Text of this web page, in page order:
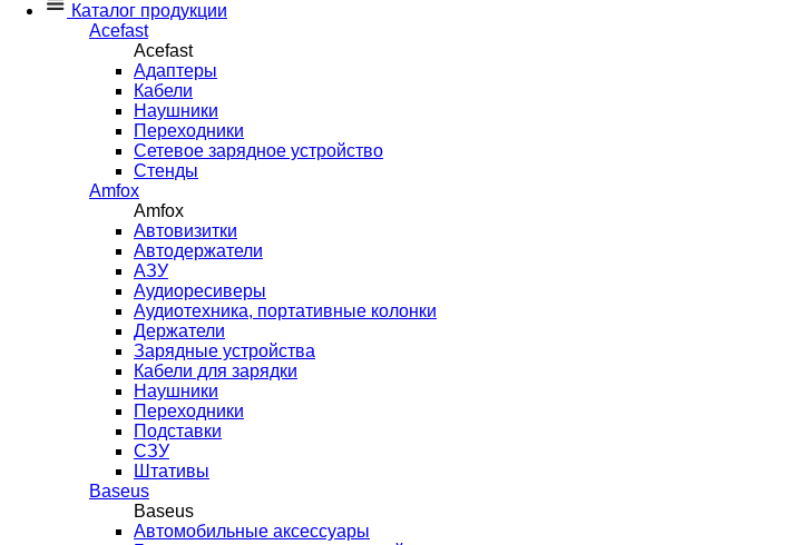
Каталог продукции
Acefast
Acefast
Адаптеры
Кабели
Наушники
Переходники
Сетевое зарядное устройство
Стенды
Amfox
Amfox
Автовизитки
Автодержатели
АЗУ
Аудиоресиверы
Аудиотехника, портативные колонки
Держатели
Зарядные устройства
Кабели для зарядки
Наушники
Переходники
Подставки
СЗУ
Штативы
Baseus
Baseus
Автомобильные аксессуары